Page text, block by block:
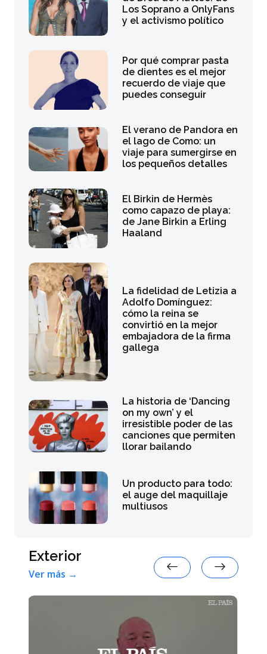
Los Soprano a OnlyFans
y el activismo político
Por qué comprar pasta
de dientes es el mejor
recuerdo de viaje que
puedes conseguir
El verano de Pandora en
el lago de Como: un
viaje para sumergirse en
los pequeños detalles
El Birkin de Hermès
como capazo de playa:
de Jane Birkin a Erling
Haaland
La fidelidad de Letizia a
Adolfo Domínguez:
cómo la reina se
convirtió en la mejor
embajadora de la firma
gallega
La historia de ‘Dancing
on my own’ y el
irresistible poder de las
canciones que permiten
llorar bailando
Un producto para todo:
el auge del maquillaje
multiusos
Exterior
Ver más →